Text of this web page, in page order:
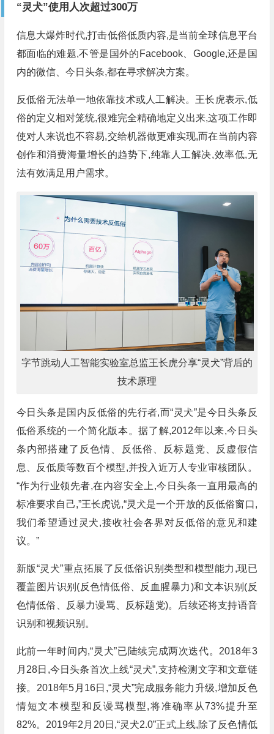
“灵犬”使用人次超过300万
信息大爆炸时代,打击低俗低质内容,是当前全球信息平台
都面临的难题,不管是国外的Facebook、Google,还是国
内的微信、今日头条,都在寻求解决方案。
反低俗无法单一地依靠技术或人工解决。王长虎表示,低
俗的定义相对笼统,很难完全精确地定义出来,这项工作即
使对人来说也不容易,交给机器做更难实现,而在当前内容
创作和消费海量增长的趋势下,纯靠人工解决,效率低,无
法有效满足用户需求。
字节跳动人工智能实验室总监王长虎分享“灵犬”背后的
技术原理
今日头条是国内反低俗的先行者,而“灵犬”是今日头条反
低俗系统的一个简化版本。据了解,2012年以来,今日头
条内部搭建了反色情、反低俗、反标题党、反虚假信
息、反低质等数百个模型,并投入近万人专业审核团队。
“作为行业领先者,在内容安全上,今日头条一直用最高的
标准要求自己,”王长虎说,“灵犬是一个开放的反低俗窗口,
我们希望通过灵犬,接收社会各界对反低俗的意见和建
议。”
新版“灵犬”重点拓展了反低俗识别类型和模型能力,现已
覆盖图片识别(反色情低俗、反血腥暴力)和文本识别(反
色情低俗、反暴力谩骂、反标题党)。后续还将支持语音
识别和视频识别。
此前一年时间内,“灵犬”已陆续完成两次迭代。2018年3
月28日,今日头条首次上线“灵犬”,支持检测文字和文章链
接。2018年5月16日,“灵犬”完成服务能力升级,增加反色
情短文本模型和反谩骂模型,将准确率从73%提升至
82%。2019年2月20日,“灵犬2.0”正式上线,除了反色情低